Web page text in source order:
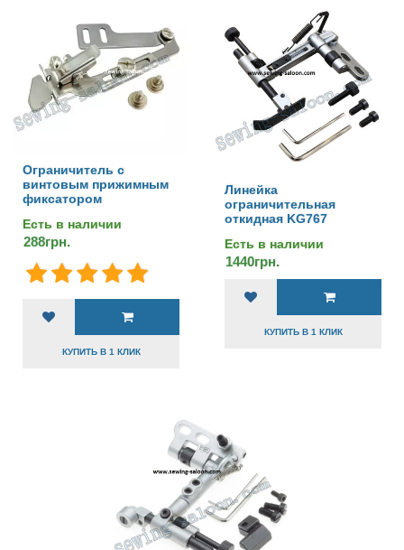
Ограничитель с
винтовым прижимным
фиксатором
Есть в наличии
288грн.
КУПИТЬ В 1 КЛИК
Линейка
ограничительная
откидная KG767
Есть в наличии
1440грн.
КУПИТЬ В 1 КЛИК